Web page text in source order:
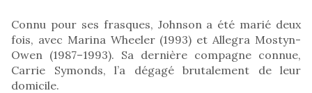
Connu pour ses frasques, Johnson a été marié deux
fois, avec Marina Wheeler (1993) et Allegra Mostyn-
Owen (1987–1993). Sa dernière compagne connue,
Carrie Symonds, l’a dégagé brutalement de leur
domicile.